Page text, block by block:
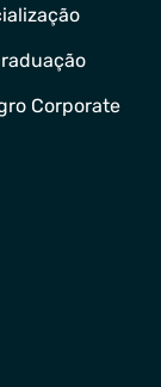
Corporate